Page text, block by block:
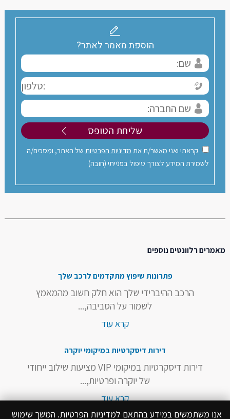
הוספת מאמר לאתר?
קראתי ואני מאשר/ת את מדיניות הפרטיות של האתר, ומסכים/ה
לשמירת המידע לצורך טיפול בפנייתי (חובה)
מאמרים רלוונטים נוספים
פתרונות שיפוץ מתקדמים לרכב שלך
הרכב ההיברידי שלך הוא חלק חשוב מהמאמץ
לשמור על הסביבה,...
קרא עוד
דירות דיסקרטיות במיקומי יוקרה
דירות דיסקרטיות במיקומי VIP מציעות שילוב ייחודי
של יוקרה ופרטיות,...
קרא עוד
אנו משתמשים במידע בהתאם למדיניות הפרטיות. המשך שימוש